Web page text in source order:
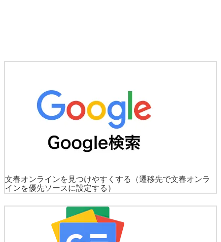
文春オンラインを見つけやすくする
（遷移先で文春オンラ
インを優先ソースに設定する）